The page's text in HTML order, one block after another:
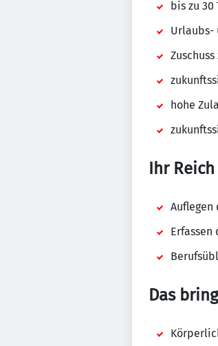
bis zu 30
Urlaubs-
hohe
Ihr
Auflegen
Das